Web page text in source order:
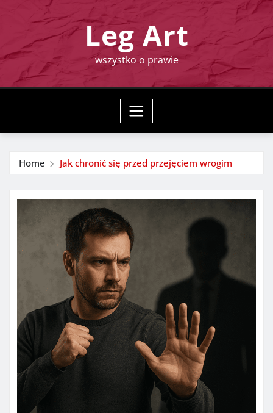
content
Leg Art
wszystko o prawie
Home Jak chronić się przed przejęciem wrogim